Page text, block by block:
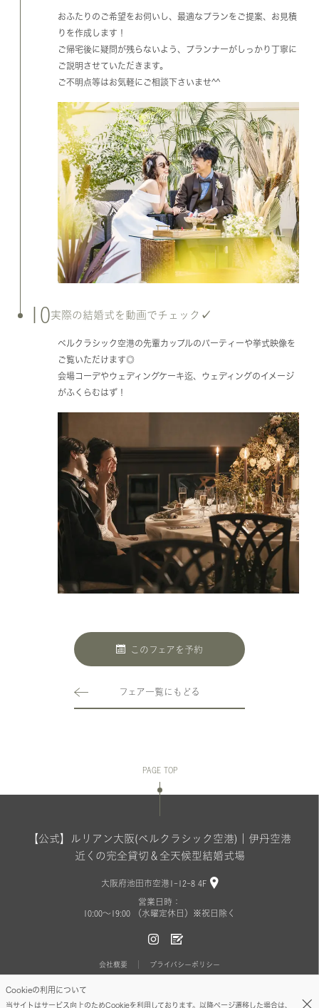
おふたりのご希望をお伺いし、最適なプランをご提案、お見積
りを作成します！
ご帰宅後に疑問が残らないよう、プランナーがしっかり丁寧に
ご説明させていただきます。
ご不明点等はお気軽にご相談下さいませ^^
10実際の結婚式を動画でチェック✓
ベルクラシック空港の先輩カップルのパーティーや挙式映像を
ご覧いただけます◎
会場コーデやウェディングケーキ迄、ウェディングのイメージ
がふくらむはず！
このフェアを予約
フェア一覧にもどる
Cookieの利用について
当サイトはサービス向上のためCookieを利用しております。以降ページ遷移した場合は、
PAGE TOP
【公式】ルリアン大阪(ベルクラシック空港)｜伊丹空港
近くの完全貸切＆全天候型結婚式場
大阪府池田市空港1-12-8 4F
営業日時：
10:00〜19:00 （水曜定休日）※祝日除く
会社概要 プライバシーポリシー